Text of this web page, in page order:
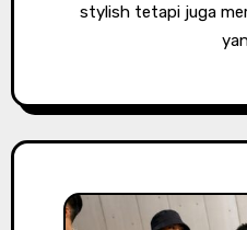
stylish tetapi juga